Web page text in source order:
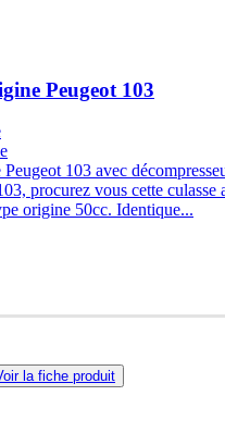
Peugeot 103
Peugeot 103 avec
procurez vous cette culasse
origine 50cc. Identique...
la fiche produit